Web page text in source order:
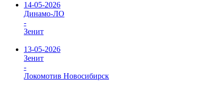
14-05-2026
Динамо-ЛО
-
Зенит
13-05-2026
Зенит
-
Локомотив Новосибирск